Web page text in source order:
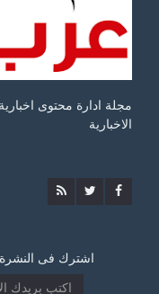
مجلة ادارة محتوى
الاخبارية
اشترك فى النشرة